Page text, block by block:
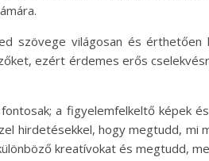
szövege világosan és
ezért érdemes erős
a figyelemfelkeltő képek
hirdetésekkel, hogy megtudd,
kreatívokat és megtudd,